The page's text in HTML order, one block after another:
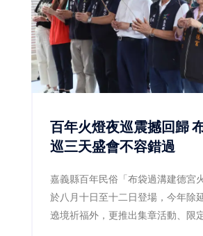
百年火燈夜巡震撼回歸 布袋火燈夜
巡三天盛會不容錯過
嘉義縣百年民俗「布袋過溝建德宮
於八月十日至十二日登場，今年除
遶境祈福外，更推出集章活動、限